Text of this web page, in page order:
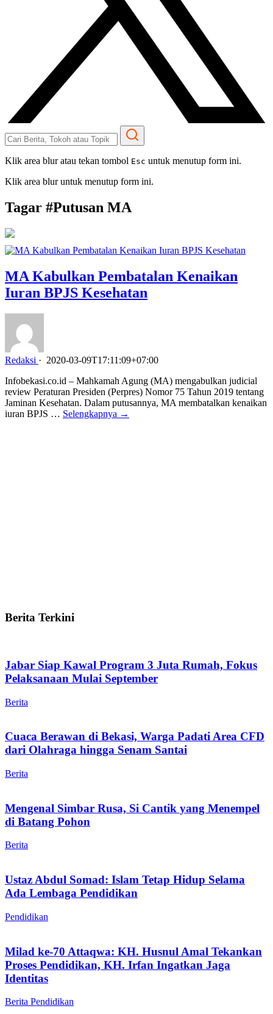
Klik area blur atau tekan tombol Esc untuk menutup form ini.
Klik area blur untuk menutup form ini.
Tagar #Putusan MA
MA Kabulkan Pembatalan Kenaikan
Iuran BPJS Kesehatan
Redaksi · 2020-03-09T17:11:09+07:00
Infobekasi.co.id – Mahkamah Agung (MA) mengabulkan judicial
review Peraturan Presiden (Perpres) Nomor 75 Tahun 2019 tentang
Jaminan Kesehatan. Dalam putusannya, MA membatalkan kenaikan
iuran BPJS … Selengkapnya →
Berita Terkini
Jabar Siap Kawal Program 3 Juta Rumah, Fokus
Pelaksanaan Mulai September
Berita
Cuaca Berawan di Bekasi, Warga Padati Area CFD
dari Olahraga hingga Senam Santai
Berita
Mengenal Simbar Rusa, Si Cantik yang Menempel
di Batang Pohon
Berita
Ustaz Abdul Somad: Islam Tetap Hidup Selama
Ada Lembaga Pendidikan
Pendidikan
Milad ke-70 Attaqwa: KH. Husnul Amal Tekankan
Proses Pendidikan, KH. Irfan Ingatkan Jaga
Identitas
Berita Pendidikan